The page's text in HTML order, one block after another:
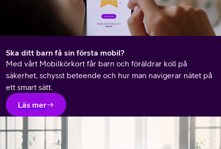
Ska ditt barn få sin första mobil?
Med vårt Mobilkörkort får barn och föräldrar koll på
säkerhet, schysst beteende och hur man navigerar nätet på
ett smart sätt.
Läs mer